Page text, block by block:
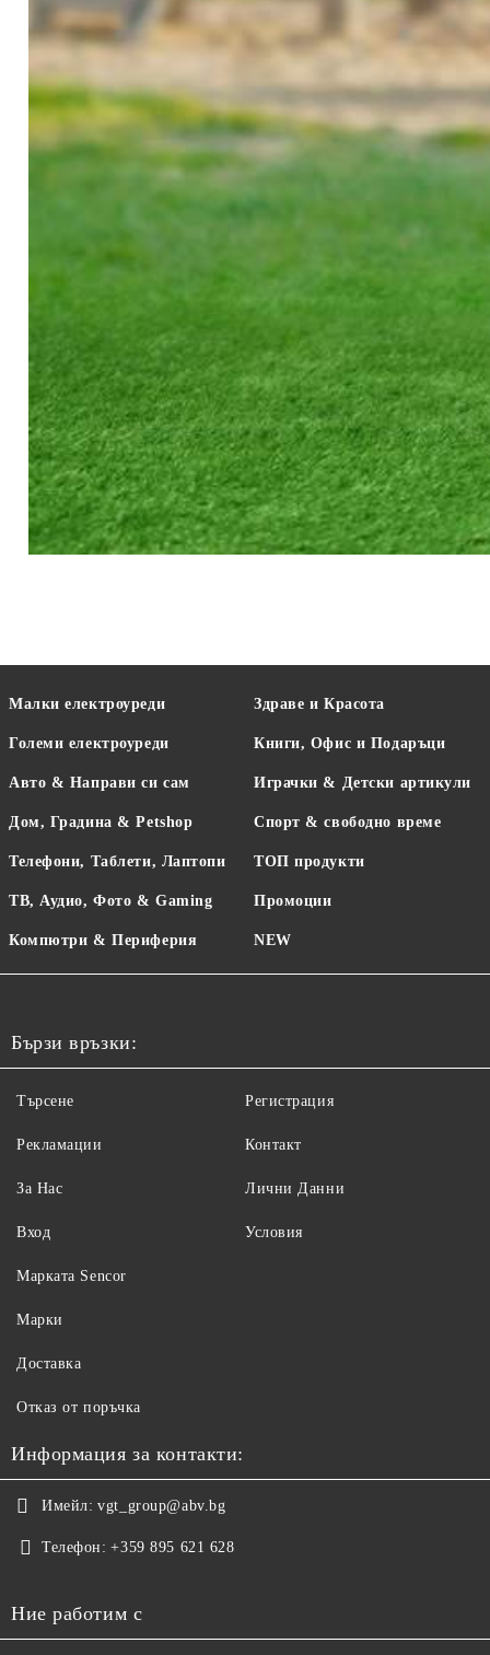
Малки електроуреди
Големи електроуреди
Авто & Направи си сам
Дом, Градина & Petshop
Телефони, Таблети, Лаптопи
ТВ, Аудио, Фото & Gaming
Компютри & Периферия
Здраве и Красота
Книги, Офис и Подаръци
Играчки & Детски артикули
Спорт & свободно време
ТОП продукти
Промоции
NEW
Бързи връзки:
Търсене
Рекламации
За Нас
Вход
Регистрация
Контакт
Лични Данни
Условия
Maрката Sencor
Марки
Доставка
Отказ от поръчка
Информация за контакти:
Имейл: vgt_group@abv.bg
Телефон: +359 895 621 628
Ние работим с